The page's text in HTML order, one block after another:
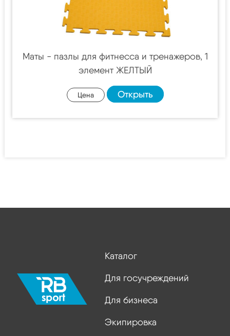
Маты - пазлы для фитнесса и тренажеров, 1
элемент ЖЕЛТЫЙ
Цена Открыть
Каталог
Для госучреждений
Для бизнеса
Экипировка